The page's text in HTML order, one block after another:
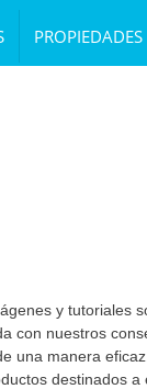
PROPIEDADES
y tutoriales
con nuestros
una manera
destinados